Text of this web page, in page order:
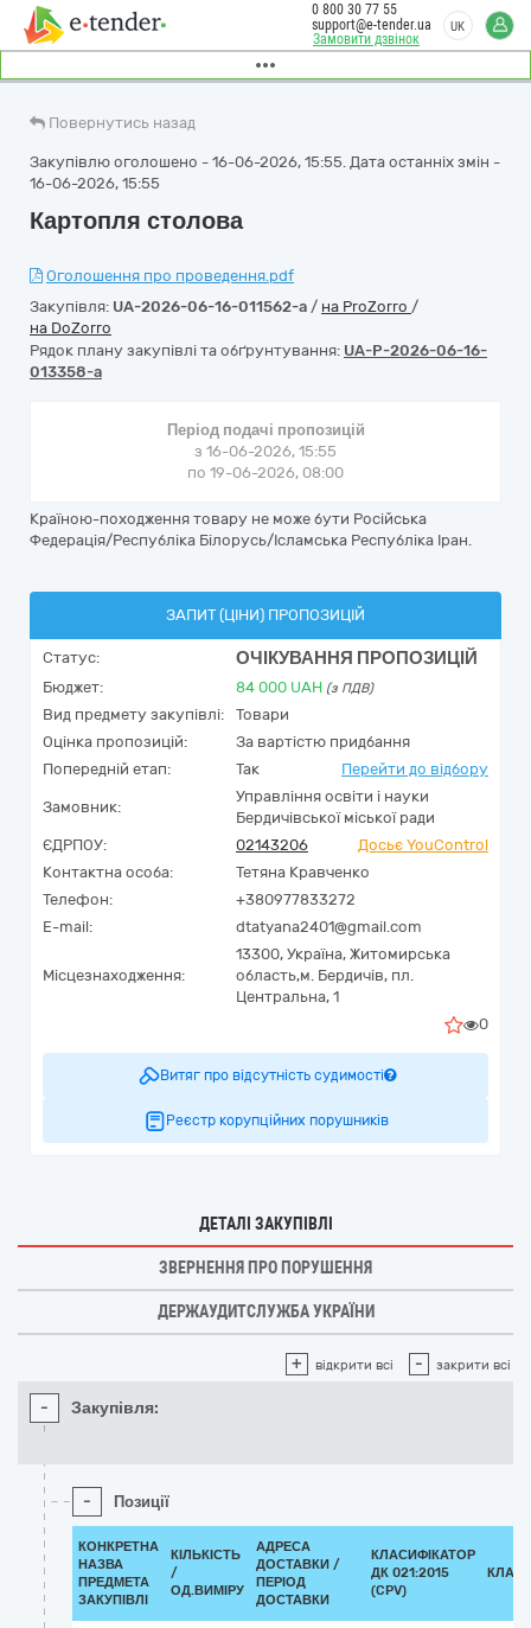
Замовити дзвінок
0 800 30 77 55
support@e-tender.ua
UK
Повернутись назад
Закупівлю оголошено - 16-06-2026, 15:55. Дата останніх змін -
16-06-2026, 15:55
Картопля столова
Оголошення про проведення.pdf
Закупівля: UA-2026-06-16-011562-a / на ProZorro /
на DoZorro
Рядок плану закупівлі та обґрунтування: UA-P-2026-06-16-
013358-a
Період подачі пропозицій
з 16-06-2026, 15:55
по 19-06-2026, 08:00
Країною-походження товару не може бути Російська
Федерація/Республіка Білорусь/Ісламська Республіка Іран.
ЗАПИТ (ЦІНИ) ПРОПОЗИЦІЙ
Статус: ОЧІКУВАННЯ ПРОПОЗИЦІЙ
Бюджет: 84 000 UAH (з ПДВ)
Вид предмету закупівлі:
Товари
Оцінка пропозицій:
За вартістю придбання
Попередній етап:
Так Перейти до відбору
Замовник:
Управління освіти і науки
Бердичівської міської ради
ЄДРПОУ:
02143206
Досьє YouControl
Контактна особа:
Тетяна Кравченко
Телефон:
+380977833272
E-mail:
dtatyana2401@gmail.com
Місцезнаходження:
13300, Україна, Житомирська
область,м. Бердичів, пл.
Центральна, 1
0
Витяг про відсутність судимості
Реєстр корупційних порушників
ДЕТАЛІ ЗАКУПІВЛІ
ЗВЕРНЕННЯ ПРО ПОРУШЕННЯ
ДЕРЖАУДИТСЛУЖБА УКРАЇНИ
+ відкрити всі - закрити всі
- Закупівля:
- Позиції
КОНКРЕТНА
НАЗВА
ПРЕДМЕТА
ЗАКУПІВЛІ
КІЛЬКІСТЬ
/
ОД.ВИМІРУ
АДРЕСА
ДОСТАВКИ /
ПЕРІОД
ДОСТАВКИ
КЛАСИФІКАТОР
ДК 021:2015
(CPV)